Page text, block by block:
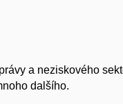
a neziskového
dalšího.